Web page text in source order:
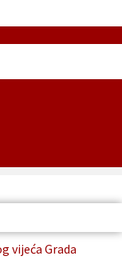
vijeća Grada